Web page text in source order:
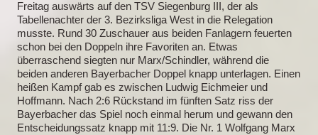
Freitag auswärts auf den TSV Siegenburg III, der als
Tabellenachter der 3. Bezirksliga West in die Relegation
musste. Rund 30 Zuschauer aus beiden Fanlagern feuerten
schon bei den Doppeln ihre Favoriten an. Etwas
überraschend siegten nur Marx/Schindler, während die
beiden anderen Bayerbacher Doppel knapp unterlagen. Einen
heißen Kampf gab es zwischen Ludwig Eichmeier und
Hoffmann. Nach 2:6 Rückstand im fünften Satz riss der
Bayerbacher das Spiel noch einmal herum und gewann den
Entscheidungssatz knapp mit 11:9. Die Nr. 1 Wolfgang Marx